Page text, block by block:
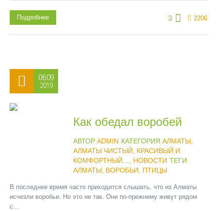
3 2206
Подробнее
06.09
2019
Как обедал воробей
АВТОР ADMIN КАТЕГОРИЯ АЛМАТЫ,
АЛМАТЫ ЧИСТЫЙ, КРАСИВЫЙ И
КОМФОРТНЫЙ…
НОВОСТИ ТЕГИ
АЛМАТЫ, ВОРОБЬИ ПТИЦЫ
В последнее время часто приходится слышать, что из Алматы
исчезли воробьи. Но это не так. Они по-прежнему живут рядом
с...